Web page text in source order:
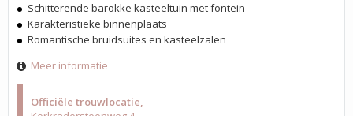
Officiële trouwlocatie
Schitterende barokke kasteeltuin met fontein
Karakteristieke binnenplaats
Romantische bruidsuites en kasteelzalen
Meer informatie